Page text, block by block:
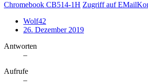
Chromebook CB514-1H Zugriff auf
Wolf42
26. Dezember 2019
Antworten
–
Aufrufe
–